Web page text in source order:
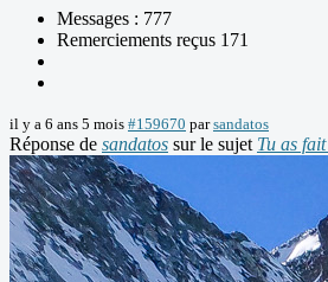
Messages : 777
Remerciements reçus 171
il y a 6 ans 5 mois #159670 parsandatos
Réponse de sandatos sur le sujet Tu as